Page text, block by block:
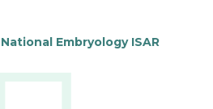
National Embryology ISAR